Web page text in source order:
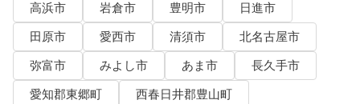
高浜市
岩倉市 豊明市
日進市
田原市
愛西市 清須市
北名古屋市
弥富市
みよし市 あま市
長久手市
愛知郡東郷町
西春日井郡豊山町